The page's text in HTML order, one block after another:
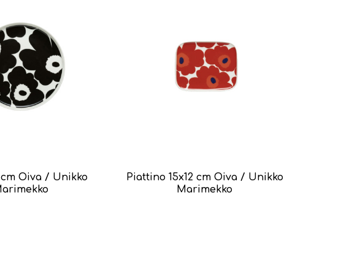
Oiva / Unikko
Piattino 15x12 cm Oiva / Unikko
Marimekko